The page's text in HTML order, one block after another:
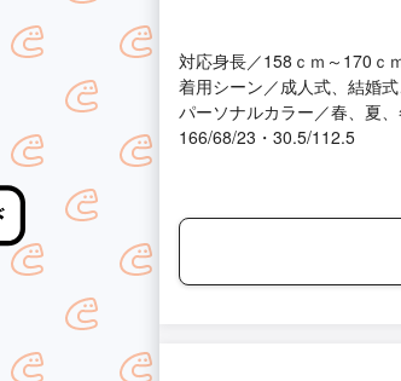
対応身長／158ｃｍ～170ｃ
着用シーン／成人式、結婚
パーソナルカラー／春、夏
166/68/23・30.5/112.5